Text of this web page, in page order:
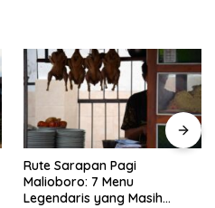
Rute Sarapan Pagi
Malioboro: 7 Menu
Legendaris yang Masih